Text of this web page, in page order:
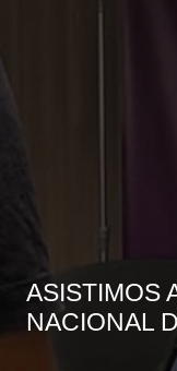
ASISTIMOS
NACIONAL